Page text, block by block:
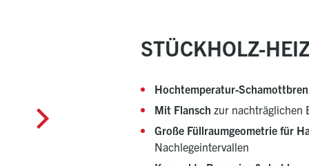
STÜCKHOLZ-
Hochtemperatur-
Mit Flansch zur nachträglichen
Große Füllraumgeometrie für
Nachlegeintervallen